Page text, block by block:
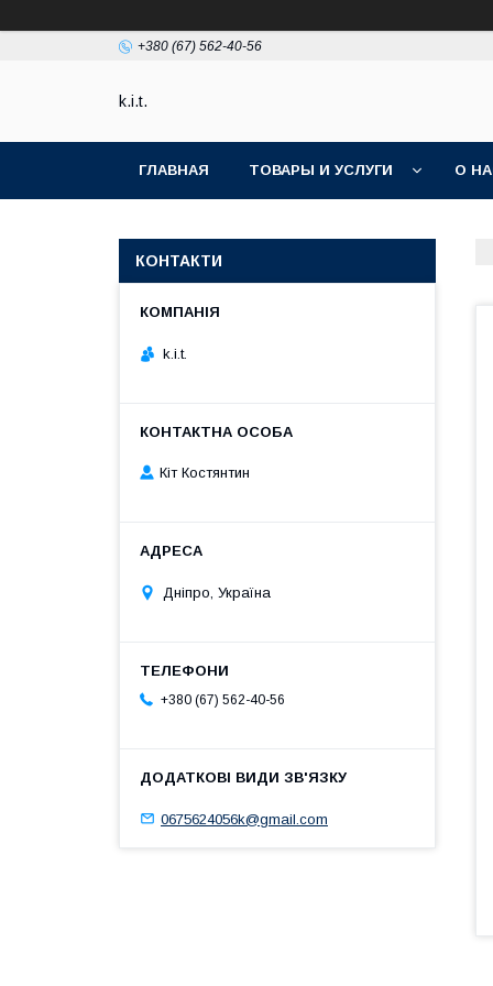
+380 (67) 562-40-56
k.i.t.
ГЛАВНАЯ ТОВАРЫ И УСЛУГИ О
КОНТАКТИ
k.i.t.
Кіт Костянтин
Дніпро, Україна
+380 (67) 562-40-56
0675624056k@gmail.com